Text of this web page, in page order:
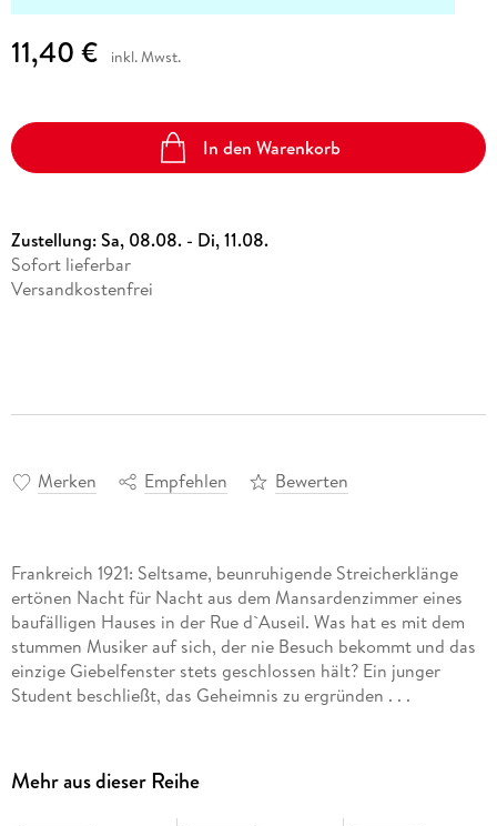
11,40 € inkl. Mwst.
In den Warenkorb
Zustellung:Sa, 08.08. - Di, 11.08.
Sofort lieferbar
Versandkostenfrei
Merken Empfehlen Bewerten
Frankreich 1921: Seltsame, beunruhigende Streicherklänge
ertönen Nacht für Nacht aus dem Mansardenzimmer eines
baufälligen Hauses in der Rue d`Auseil. Was hat es mit dem
stummen Musiker auf sich, der nie Besuch bekommt und das
einzige Giebelfenster stets geschlossen hält? Ein junger
Student beschließt, das Geheimnis zu ergründen . . .
Mehr aus dieser Reihe